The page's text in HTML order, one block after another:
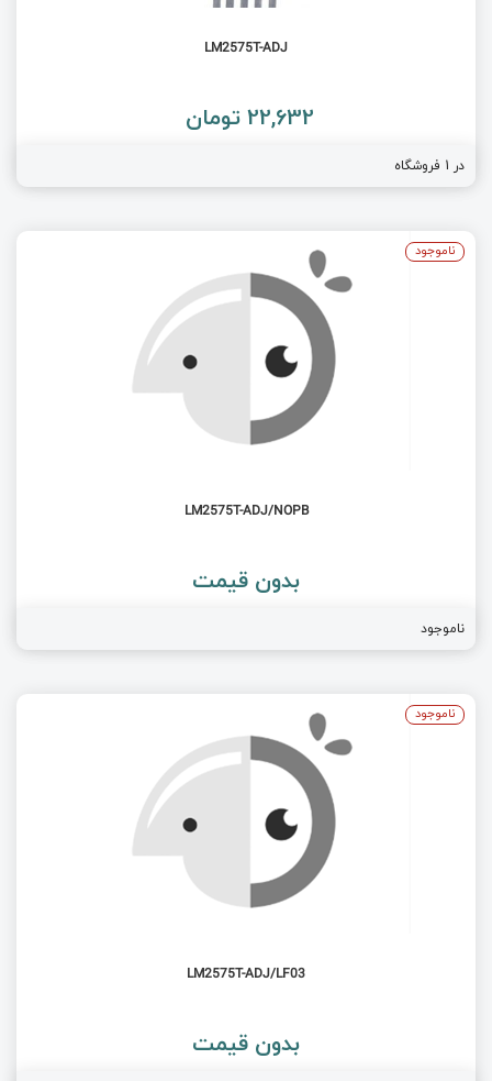
LM2575T-ADJ
22,632 تومان
در 1 فروشگاه
LM2575T-ADJ/NOPB
بدون قیمت
ناموجود
ناموجود
LM2575T-ADJ/LF03
بدون قیمت
ناموجود